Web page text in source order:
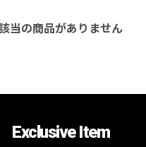
当の商品がありません
Exclusive Item